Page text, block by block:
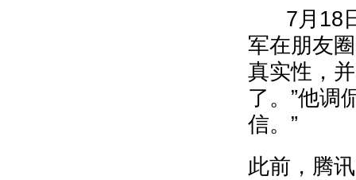
7月18日
军在朋友
真实性，
了。”他调
信。”
此前，腾